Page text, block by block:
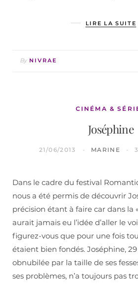
LIRE LA SUITE
By NIVRAE
CINÉMA &
Joséphine
21/06/2013 MARINE
Dans le cadre du festival
nous a été permis de découvrir
précision étant à faire car dans la
aurait jamais eu l’idée d’aller le
figurez-vous que pour une fois
étaient bien fondés. Joséphine,
obnubilée par la taille de ses
ses problèmes, n’a toujours pas